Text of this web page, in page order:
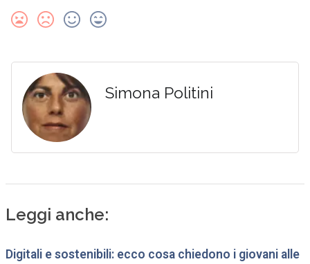
Simona Politini
Leggi anche:
Digitali e sostenibili: ecco cosa chiedono i giovani alle